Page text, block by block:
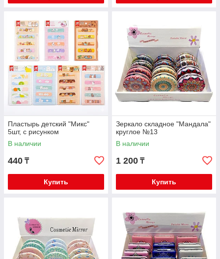
Пластырь детский "Микс"
5шт, с рисунком
В наличии
440 ₸
Купить
Зеркало складное "Мандала"
круглое №13
В наличии
1 200 ₸
Купить